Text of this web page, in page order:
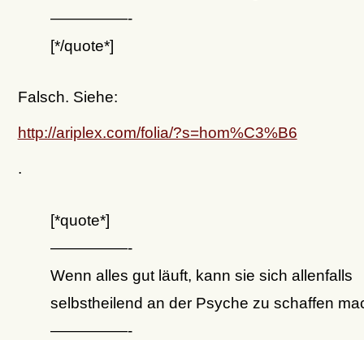
—————-
[*/quote*]
Falsch. Siehe:
http://ariplex.com/folia/?s=hom%C3%B6
.
[*quote*]
—————-
Wenn alles gut läuft, kann sie sich allenfalls
selbstheilend an der Psyche zu schaffen
—————-